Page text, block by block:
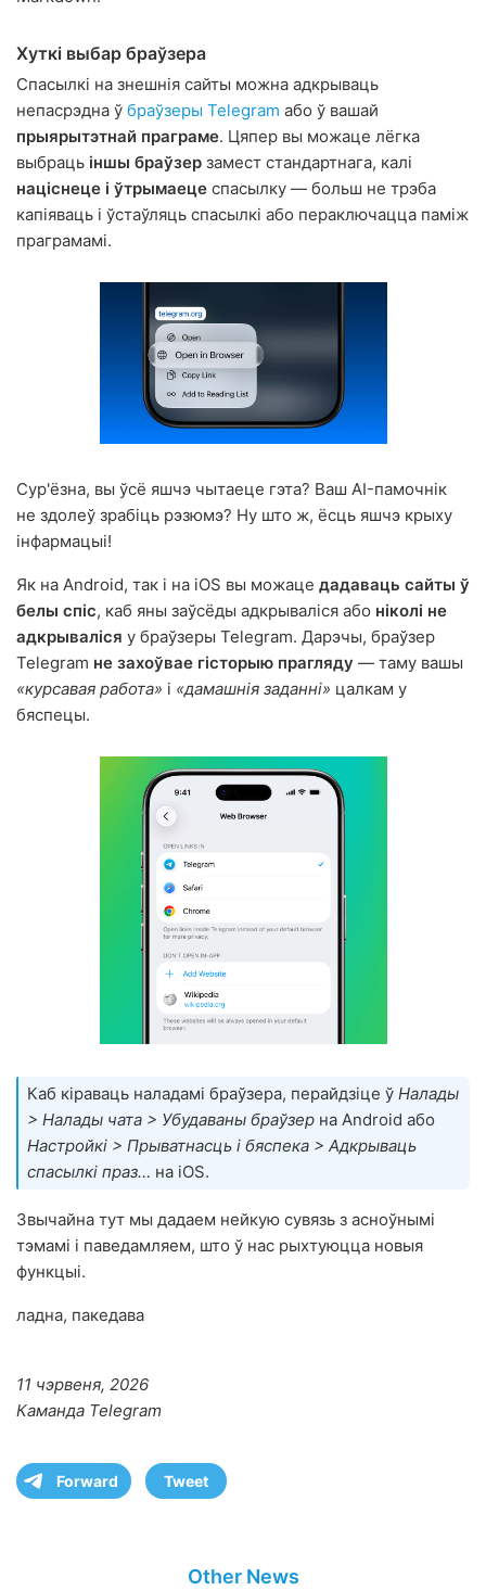
Хуткі выбар браўзера
Спасылкі на знешнія сайты можна адкрываць
непасрэдна ў браўзеры Telegram або ў вашай
прыярытэтнай праграме. Цяпер вы можаце лёгка
выбраць іншы браўзер замест стандартнага, калі
націснеце і ўтрымаеце спасылку — больш не трэба
капіяваць і ўстаўляць спасылкі або пераключацца паміж
праграмамі.
Сур'ёзна, вы ўсё яшчэ чытаеце гэта? Ваш AI-памочнік
не здолеў зрабіць рэзюмэ? Ну што ж, ёсць яшчэ крыху
інфармацыі!
Як на Android, так і на iOS вы можаце дадаваць сайты ў
белы спіс, каб яны заўсёды адкрываліся або ніколі не
адкрываліся у браўзеры Telegram. Дарэчы, браўзер
Telegram не захоўвае гісторыю прагляду — таму вашы
«курсавая работа» і «дамашнія заданні» цалкам у
бяспецы.
Каб кіраваць наладамі браўзера, перайдзіце ў Налады
> Налады чата > Убудаваны браўзер на Android або
Настройкі > Прыватнасць і бяспека > Адкрываць
спасылкі праз… на iOS.
Звычайна тут мы дадаем нейкую сувязь з асноўнымі
тэмамі і паведамляем, што ў нас рыхтуюцца новыя
функцыі.
ладна, пакедава
11 чэрвеня, 2026
Каманда Telegram
Forward Tweet
Other News